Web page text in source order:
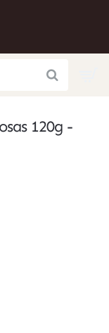
120g -